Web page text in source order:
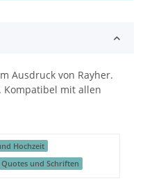
Ausdruck von Rayher.
Kompatibel mit allen
Hochzeit
und Schriften